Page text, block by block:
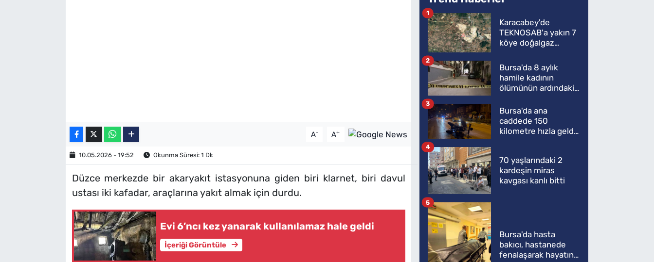
A- A+
10.05.2026 - 19:52 Okunma Süresi: 1 Dk
Düzce merkezde bir akaryakıt istasyonuna giden biri klarnet, biri davul
ustası iki kafadar, araçlarına yakıt almak için durdu.
Evi 6’ncı kez yanarak kullanılamaz hale geldi
İçeriği Görüntüle
Karacabey'de
TEKNOSAB'a yakın 7
köye doğalgaz
1
Bursa'da 8 aylık
hamile kadının
ölümünün ardındaki
2
Bursa'da ana
caddede 150
kilometre hızla geldi,
3
70 yaşlarındaki 2
kardeşin miras
kavgası kanlı bitti
4
Bursa'da hasta
bakıcı, hastanede
fenalaşarak hayatını
5